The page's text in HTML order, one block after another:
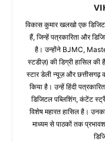
विकास कुमार खलखो एक
हैं, जिन्हें पत्रकारिता और
है। उन्होंने BJMC,
स्टडीज़) की डिग्री हासिल की
स्टार डेली न्यूज़ और छत्तीसगढ़
किया है। उन्हें हिंदी
डिजिटल पब्लिशिंग, कंटेंट
विशेष महारत हासिल है।
माध्यम से पाठकों तक